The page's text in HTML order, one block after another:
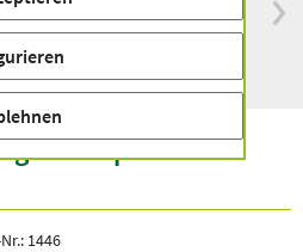
Spitzenqualität seit
Kapseln
1446